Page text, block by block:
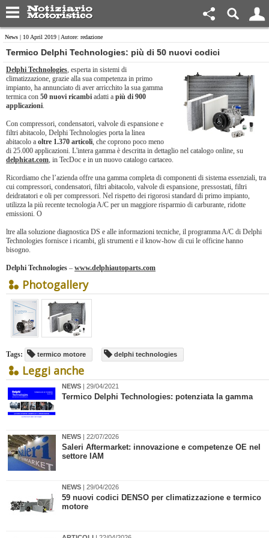
News | 10 April 2019 | Autore: redazione
Termico Delphi Technologies: più di 50 nuovi codici
Delphi Technologies, esperta in sistemi di
climatizzazione, grazie alla sua competenza in primo
impianto, ha annunciato di aver arricchito la sua gamma
termica con 50 nuovi ricambi adatti a più di 900
applicazioni.
Con compressori, condensatori, valvole di espansione e
filtri abitacolo, Delphi Technologies porta la linea
abitacolo a oltre 1.370 articoli, che coprono poco meno
di 25.000 applicazioni. L'intera gamma è descritta in dettaglio nel catalogo online, su
delphicat.com, in TecDoc e in un nuovo catalogo cartaceo.
Ricordiamo che l’azienda offre una gamma completa di componenti di sistema essenziali, tra
cui compressori, condensatori, filtri abitacolo, valvole di espansione, pressostati, filtri
deidratatori e oli per compressori. Nel rispetto dei rigorosi standard di primo impianto,
utilizza la più recente tecnologia A/C per un maggiore risparmio di carburante, ridotte
emissioni. O
ltre alla soluzione diagnostica DS e alle informazioni tecniche, il programma A/C di Delphi
Technologies fornisce i ricambi, gli strumenti e il know-how di cui le officine hanno
bisogno.
Delphi Technologies – www.delphiautoparts.com
Photogallery
Tags: termico motore delphi technologies
Leggi anche
NEWS | 29/04/2021
Termico Delphi Technologies: potenziata la gamma
NEWS | 22/07/2026
​Saleri Aftermarket: innovazione e competenze OE nel
settore IAM
NEWS | 29/04/2026
​59 nuovi codici DENSO per climatizzazione e termico
motore